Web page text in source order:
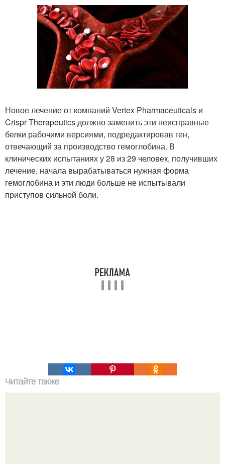
Новое лечение от компаний Vertex Pharmaceuticals и
Crispr Therapeutics должно заменить эти неисправные
белки рабочими версиями, подредактировав ген,
отвечающий за производство гемоглобина. В
клинических испытаниях у 28 из 29 человек, получивших
лечение, начала вырабатываться нужная форма
гемоглобина и эти люди больше не испытывали
приступов сильной боли.
Читайте также